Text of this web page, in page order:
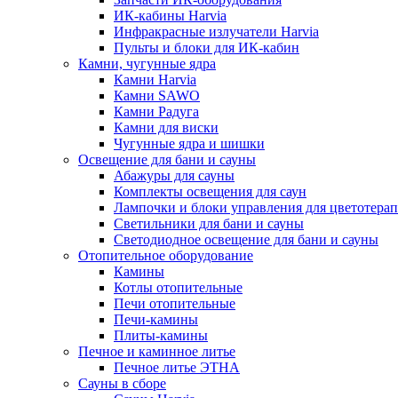
ИК-кабины Harvia
Инфракрасные излучатели Harvia
Пульты и блоки для ИК-кабин
Камни, чугунные ядра
Камни Harvia
Камни SAWO
Камни Радуга
Камни для виски
Чугунные ядра и шишки
Освещение для бани и сауны
Абажуры для сауны
Комплекты освещения для саун
Лампочки и блоки управления для
Светильники для бани и сауны
Светодиодное освещение для бани и сауны
Отопительное оборудование
Камины
Котлы отопительные
Печи отопительные
Печи-камины
Плиты-камины
Печное и каминное литье
Печное литье ЭТНА
Сауны в сборе